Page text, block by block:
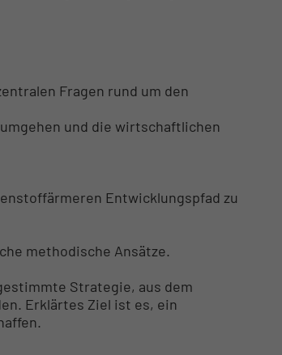
Fragen rund um den
und die wirtschaftlichen
Entwicklungspfad zu
methodische Ansätze.
Strategie, aus dem
Erklärtes Ziel ist es, ein